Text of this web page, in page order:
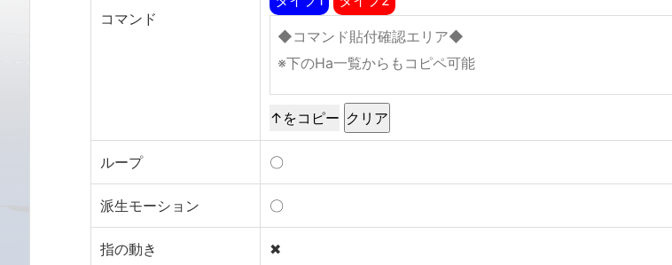
コマンド
↑をコピー
ループ 〇
派生モーション 〇
指の動き ✖